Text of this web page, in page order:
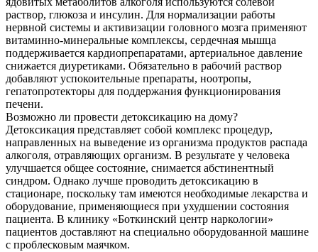
раствор, глюкоза и инсулин. Для нормализации работы
нервной системы и активизации головного мозга применяют
витаминно-минеральные комплексы, сердечная мышца
поддерживается кардиопрепаратами, артериальное давление
снижается диуретиками. Обязательно в рабочий раствор
добавляют успокоительные препараты, ноотропы,
гепатопротекторы для поддержания функционирования
печени.
Возможно ли провести детоксикацию на дому?
Детоксикация представляет собой комплекс процедур,
направленных на выведение из организма продуктов распада
алкоголя, отравляющих организм. В результате у человека
улучшается общее состояние, снимается абстинентный
синдром. Однако лучше проводить детоксикацию в
стационаре, поскольку там имеются необходимые лекарства и
оборудование, применяющиеся при ухудшении состояния
пациента. В клинику «Боткинский центр наркологии»
пациентов доставляют на специально оборудованной машине
с проблесковым маячком.